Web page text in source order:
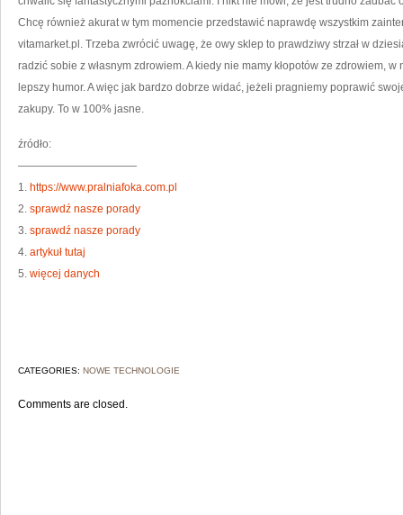
Chcę również akurat w tym momencie przedstawić naprawdę wszystkim
vitamarket.pl. Trzeba zwrócić uwagę, że owy sklep to prawdziwy strzał w
radzić sobie z własnym zdrowiem. A kiedy nie mamy kłopotów ze zdrowiem,
lepszy humor. A więc jak bardzo dobrze widać, jeżeli pragniemy poprawić
zakupy. To w 100% jasne.
źródło:
———————————
1. https://www.pralniafoka.com.pl
2. sprawdź nasze porady
3. sprawdź nasze porady
4. artykuł tutaj
5. więcej danych
CATEGORIES: NOWE TECHNOLOGIE
Comments are closed.